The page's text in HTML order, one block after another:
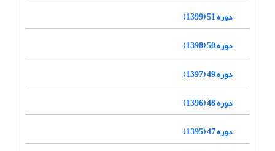
دوره 51 (1399)
دوره 50 (1398)
دوره 49 (1397)
دوره 48 (1396)
دوره 47 (1395)